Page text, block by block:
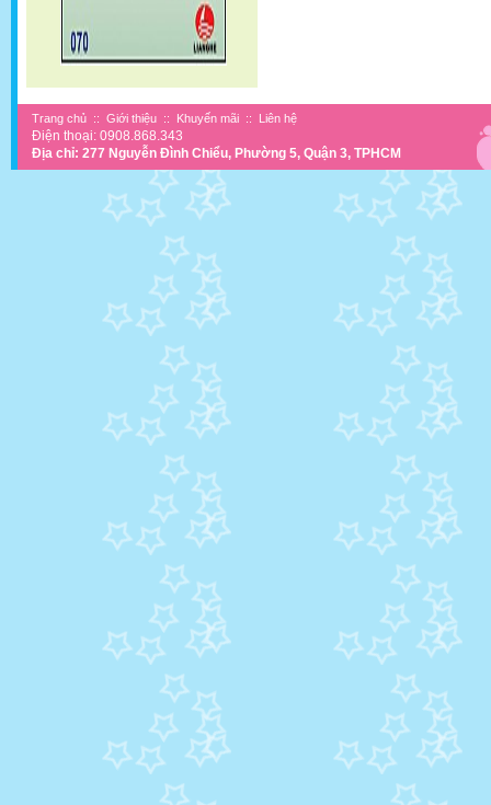
Trang chủ :: Giới thiệu :: Khuyến mãi :: Liên hệ
Điện thoại: 0908.868.343
Địa chỉ: 277 Nguyễn Đình Chiểu, Phường 5, Quận 3, TPHCM